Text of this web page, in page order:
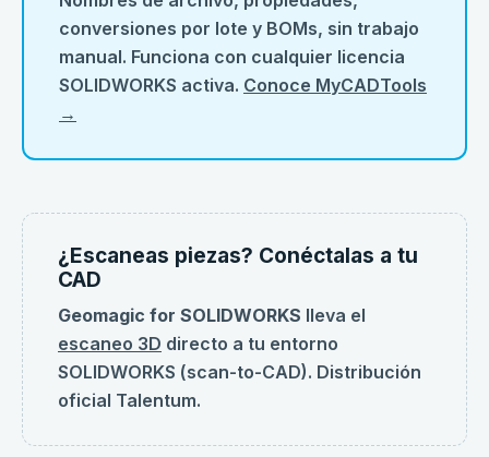
conversiones por lote y BOMs, sin trabajo
manual. Funciona con cualquier licencia
SOLIDWORKS activa. Conoce MyCADTools
→
¿Escaneas piezas? Conéctalas a tu
CAD
Geomagic for SOLIDWORKS lleva el
escaneo 3D directo a tu entorno
SOLIDWORKS (scan-to-CAD). Distribución
oficial Talentum.